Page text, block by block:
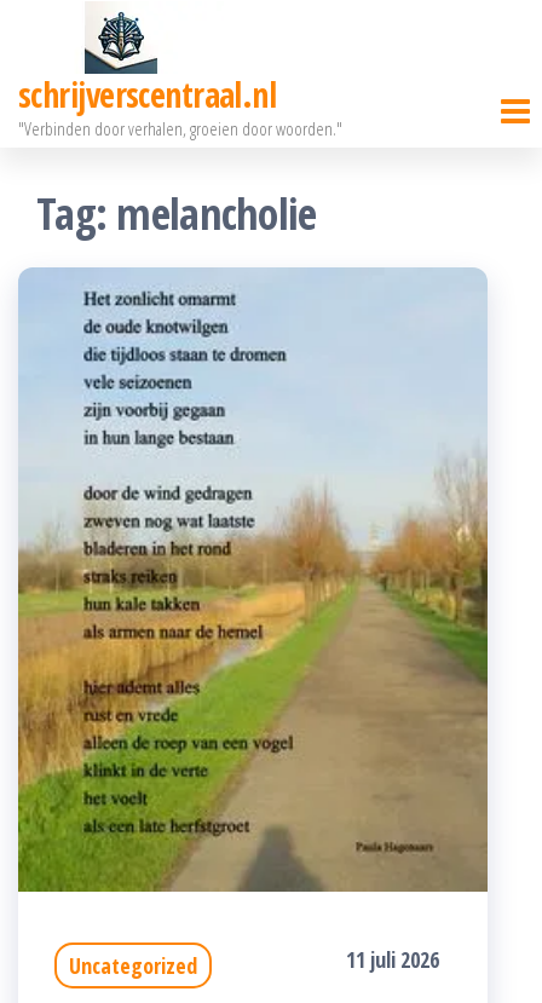
deschrijverscentraal.nl
"Verbinden door verhalen, groeien door woorden."
Tag: melancholie
Uncategorized 11 juli 2026